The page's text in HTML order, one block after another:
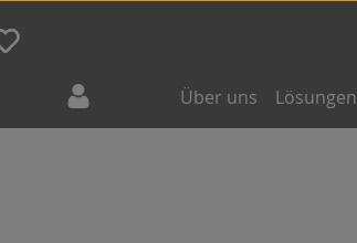
Über uns Lösungen